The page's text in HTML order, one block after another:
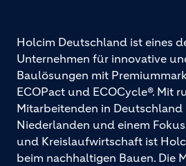
Holcim Deutschland ist eines
Unternehmen für innovative
Baulösungen mit
ECOPact und ECOCycle®. Mit
Mitarbeitenden in Deutschland
Niederlanden und einem
und Kreislaufwirtschaft ist
beim nachhaltigen Bauen. Die